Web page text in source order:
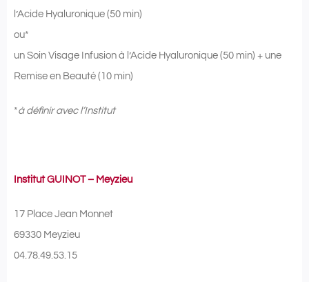
l’Acide Hyaluronique (50 min)
ou*
un Soin Visage Infusion à l’Acide Hyaluronique (50 min) + une
Remise en Beauté (10 min)
*à définir avec l’Institut
Institut GUINOT – Meyzieu
17 Place Jean Monnet
69330 Meyzieu
04.78.49.53.15